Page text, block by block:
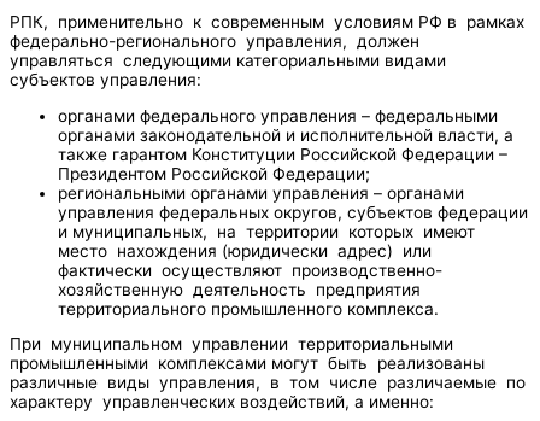
РПК, применительно к современным условиям РФ в рамках
федерально-регионального управления, должен
управляться следующими категориальными видами
субъектов управления:
органами федерального управления – федеральными
органами законодательной и исполнительной власти, а
также гарантом Конституции Российской Федерации –
Президентом Российской Федерации;
региональными органами управления – органами
управления федеральных округов, субъектов федерации
и муниципальных, на территории которых имеют
место нахождения (юридически адрес) или
фактически осуществляют производственно-
хозяйственную деятельность предприятия
территориального промышленного комплекса.
При муниципальном управлении территориальными
промышленными комплексами могут быть реализованы
различные виды управления, в том числе различаемые по
характеру управленческих воздействий, а именно: